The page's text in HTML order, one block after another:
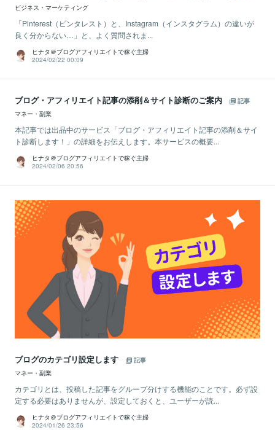
ビジネス・マーケティング
「Pinterest（ピンタレスト）と、Instagram（インスタグラム）の違いが
良く分からない…」と、よく質問されま...
ヒナタ＠ブログアフィリエイトで稼ぐ主婦
2024/02/22 00:09
ブログ・アフィリエイト記事の添削＆サイト診断のご案内
記事
マネー・副業
本記事では出品中のサービス「ブログ・アフィリエイト記事の添削＆サイ
ト診断します！」の詳細をお伝えします。本サービスの概要...
ヒナタ＠ブログアフィリエイトで稼ぐ主婦
2024/02/06 20:56
ブログのカテゴリ設定します
記事
マネー・副業
カテゴリとは、投稿した記事をグループ分けする機能のことです。必ず設
定する必要はありませんが、設定しておくと、ユーザーが読...
ヒナタ＠ブログアフィリエイトで稼ぐ主婦
2024/01/26 23:56